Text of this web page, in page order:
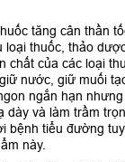
tăng cân thần
loại thuốc, thảo
chất của các loại
nước, giữ muối
ngắn hạn
dày và làm trầm
bệnh tiểu đường
này.